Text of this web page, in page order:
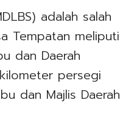
adalah salah
Tempatan meliputi
dan Daerah
persegi
dan Majlis Daerah